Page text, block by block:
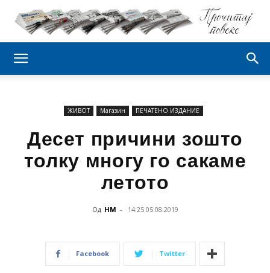
ЖИВОТ Магазин ПЕЧАТЕНО ИЗДАНИЕ
Десет причини зошто
толку многу го сакаме
летото
Од НМ - 14:25 05.08.2019
Facebook Twitter